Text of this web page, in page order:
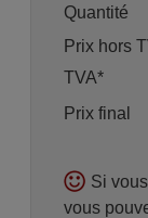
Quantité
Prix hors
TVA*
Prix final
Si
vous